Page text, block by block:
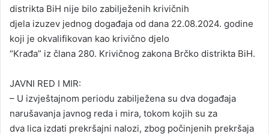
n
e
m
a
l
distrikta BiH nije bilo zabilježenih krivičnih
djela izuzev jednog događaja od dana 22.08.2024. godine
koji je okvalifikovan kao krivično djelo
“Krađa” iz člana 280. Krivičnog zakona Brčko distrikta BiH.
JAVNI RED I MIR:
– U izvještajnom periodu zabilježena su dva događaja
narušavanja javnog reda i mira, tokom kojih su za
dva lica izdati prekršajni nalozi, zbog počinjenih prekršaja